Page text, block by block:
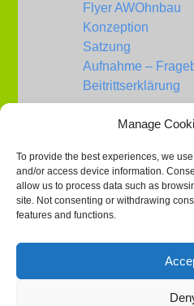
Manage
To provide the best experiences, we
and/or access device information.
allow us to process data such as
site. Not consenting or withdrawing
features and functions.
Flyer AWOhnbau
Konzeption
Satzung
Aufnahme –
Beitrittserklärung
Service
Presse
Impressum
Kontakt
Cookie Policy (EU)